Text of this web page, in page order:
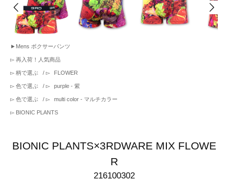
► Mens ボクサーパンツ
▻ 再入荷！人気商品
▻ 柄で選ぶ / ▻ FLOWER
▻ 色で選ぶ / ▻ purple - 紫
▻ 色で選ぶ / ▻ multi color - マルチカラー
▻ BIONIC PLANTS
BIONIC PLANTS×3RDWARE MIX FLOWE
R
216100302